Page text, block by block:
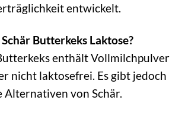
entwickelt.
Butterkeks Laktose?
enthält Vollmilchpulver
nicht laktosefrei. Es gibt jedoch
Alternativen von Schär.